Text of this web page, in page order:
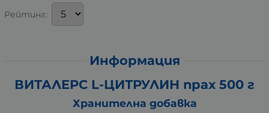
Рейтинг:
Информация
ВИТАЛЕРС L-ЦИТРУЛИН прах 500 г
Хранителна добавка